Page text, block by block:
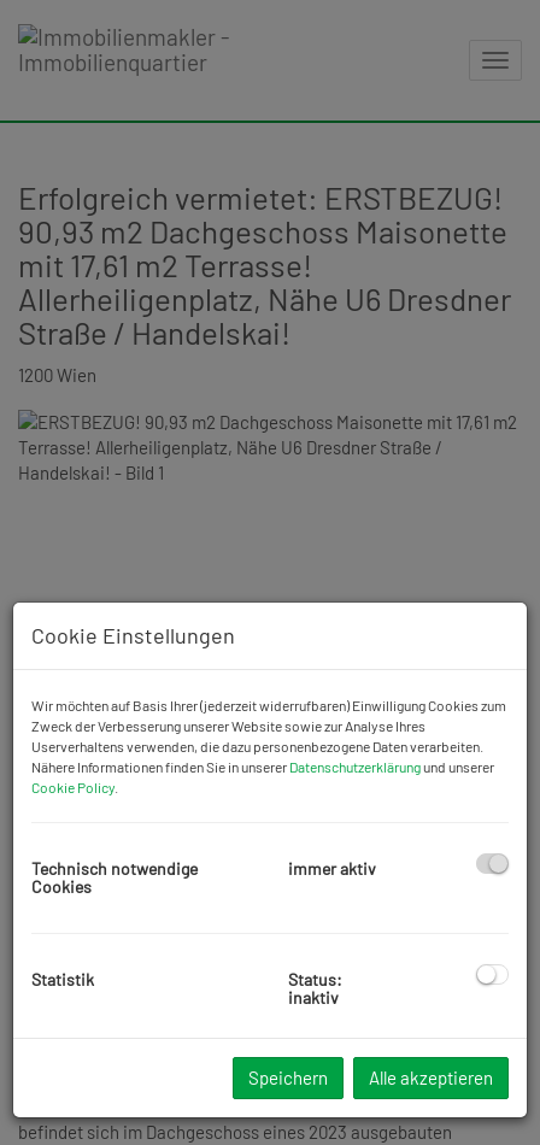
Erfolgreich vermietet: ERSTBEZUG!
90,93 m2 Dachgeschoss Maisonette
mit 17,61 m2 Terrasse!
Allerheiligenplatz, Nähe U6 Dresdner
Straße / Handelskai!
1200 Wien
Zu Vermieten steht eine 90,93 m2 große 3 Zimmer Maisonnette
Wohnung mit 17,61 m2 großer Terrasse am Allerheiligenplatz,
Nähe U6 Dresdner Straße / Handelskai! Die Mietwohnung
befindet sich im Dachgeschoss eines 2023 ausgebauten
Cookie Einstellungen
Wir möchten auf Basis Ihrer (jederzeit widerrufbaren) Einwilligung Cookies zum
Zweck der Verbesserung unserer Website sowie zur Analyse Ihres
Userverhaltens verwenden, die dazu personenbezogene Daten verarbeiten.
Nähere Informationen finden Sie in unserer Datenschutzerklärungund unserer
Cookie Policy
Technisch notwendige
Cookies
immer aktiv
Statistik
Status:
inaktiv
Speichern Alle akzeptieren